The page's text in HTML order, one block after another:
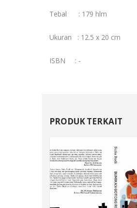
Tebal : 179 hlm
Ukuran : 12.5 x 20 cm
ISBN : -
PRODUK TERKAIT